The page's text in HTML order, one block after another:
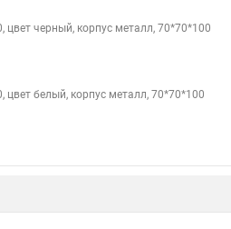
цвет черный, корпус металл, 70*70*100
цвет белый, корпус металл, 70*70*100